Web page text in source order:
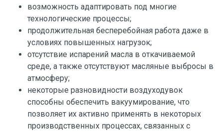
возможность адаптировать под многие
технологические процессы;
продолжительная бесперебойная работа даже в
условиях повышенных нагрузок;
отсутствие испарений масла в откачиваемой
среде, а также отсутствуют масляные выбросы в
атмосферу;
некоторые разновидности воздуходувок
способны обеспечить вакуумирование, что
позволяет их активно применять в некоторых
производственных процессах, связанных с